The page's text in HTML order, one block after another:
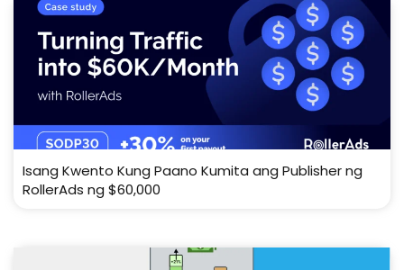
Isang Kwento Kung Paano Kumita ang Publisher ng
RollerAds ng $60,000